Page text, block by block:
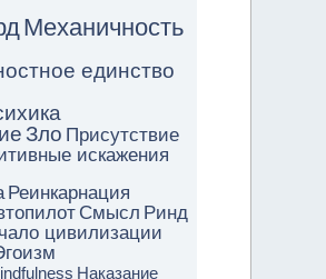
Механичность
единство
Зло Присутствие
искажения
Реинкарнация
Смысл Ринд
цивилизации
Наказание